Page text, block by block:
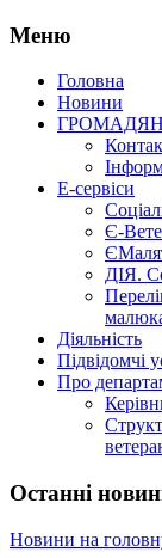
Меню
Головна
Новини
Е-сервіси
Є-
ДІЯ.
Діяльність
Підвідомчі
Про
Останні
Новини на